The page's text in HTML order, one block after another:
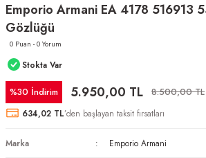
Emporio Armani EA 4178 516913
Gözlüğü
0 Puan - 0 Yorum
Stokta Var
%30 İndirim 5.950,00 TL 8.500,00 TL
634,02 TL’den başlayan taksit fırsatları
Marka Emporio Armani